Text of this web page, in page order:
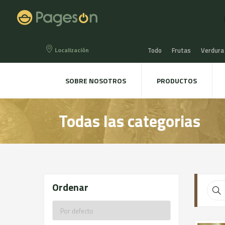
Localización Todo Frutas Verdura
Miel, Mermeladas y
Agua, Refrescos y Zumos
Directo a la mesa
SOBRE NOSOTROS PRODUCTOS
Todas las categorias
Ordenar